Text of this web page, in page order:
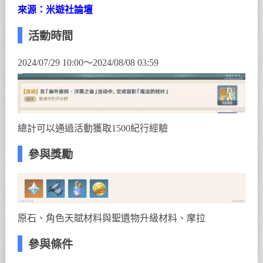
來源：米遊社論壇
活動時間
2024/07/29 10:00～2024/08/08 03:59
總計可以通過活動獲取1500紀行經驗
參與獎勵
原石、角色天賦材料與聖遺物升級材料、摩拉
參與條件